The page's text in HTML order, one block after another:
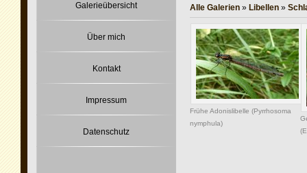
Galerieübersicht
Über mich
Kontakt
Impressum
Datenschutz
Alle Galerien » Libellen »
Frühe Adonislibelle (Pyrrhosoma
nymphula)